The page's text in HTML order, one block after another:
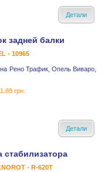
Детали
задней балки
- 10965
Рено Трафик, Опель Виваро,
грн.
Детали
стабилизатора
- R-620T